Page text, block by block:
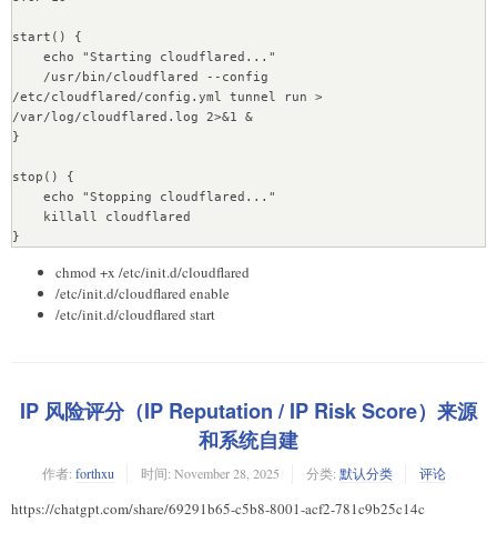
start() {
/etc/cloudflared/config.yml tunnel run >
/var/log/cloudflared.log 2>&1 &
}
stop() {
chmod +x /etc/init.d/cloudflared
/etc/init.d/cloudflared enable
/etc/init.d/cloudflared start
IP 风险评分（IP Reputation / IP Risk Score）来源
和系统自建
作者: forthxu 时间: November 28, 2025 分类: 默认分类 评论
https://chatgpt.com/share/69291b65-c5b8-8001-acf2-781c9b25c14c